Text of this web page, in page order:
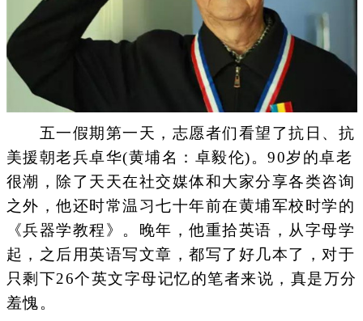
五一假期第一天，志愿者们看望了抗日、抗
美援朝老兵卓华(黄埔名：卓毅伦)。90岁的卓老
很潮，除了天天在社交媒体和大家分享各类咨询
之外，他还时常温习七十年前在黄埔军校时学的
《兵器学教程》。晚年，他重拾英语，从字母学
起，之后用英语写文章，都写了好几本了，对于
只剩下26个英文字母记忆的笔者来说，真是万分
羞愧。